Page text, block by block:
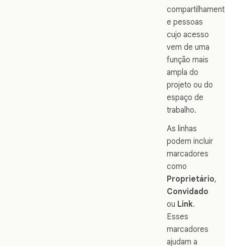
e pessoas
cujo acesso
vem de uma
função mais
ampla do
projeto ou do
espaço de
trabalho.
As linhas
podem incluir
marcadores
como
Proprietário,
Convidado
ou Link.
Esses
marcadores
ajudam a